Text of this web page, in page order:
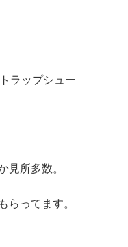
ラップシュー
見所多数。
らってます。